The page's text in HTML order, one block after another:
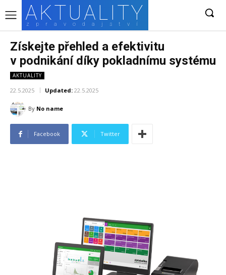
AKTUALITY
zpravodajství
Získejte přehled a efektivitu
v podnikání díky pokladnímu systému
AKTUALITY
22.5.2025 Updated: 22.5.2025
By No name
Facebook Twitter